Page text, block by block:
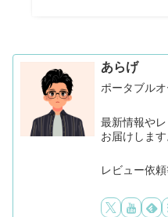
あらげ
ポータブル
最新情報や
お届けします
レビュー依